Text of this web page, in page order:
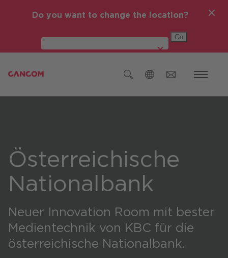
Do you want to change the location?
IT-Themen
Czech Republic (čeština)
Romania (Română)
Österreichische
Nationalbank
Neuer Innovation Room mit bester
Medien­technik von KBC für die
österreichische Nationalbank.